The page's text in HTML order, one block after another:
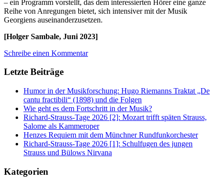
– ein Programm vorstellt, das dem interessierten Hörer eine ganze
Reihe von Anregungen bietet, sich intensiver mit der Musik
Georgiens auseinanderzusetzen.
[Holger Sambale, Juni 2023]
Schreibe einen Kommentar
Letzte Beiträge
Humor in der Musikforschung: Hugo Riemanns Traktat „De
cantu fractibili“ (1898) und die Folgen
Wie geht es dem Fortschritt in der Musik?
Richard-Strauss-Tage 2026 [2]: Mozart trifft späten Strauss,
Salome als Kammeroper
Henzes Requiem mit dem Münchner Rundfunkorchester
Richard-Strauss-Tage 2026 [1]: Schulfugen des jungen
Strauss und Bülows Nirvana
Kategorien